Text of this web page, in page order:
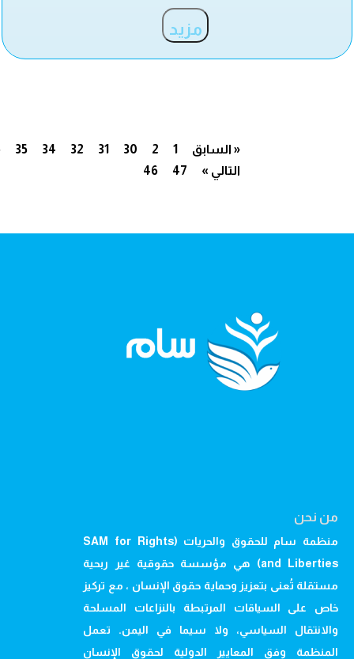
مزيد
« السابق 1
2
30
31
32
34
35
46
47 التالي »
من نحن
منظمة سام للحقوق والحريات (SAM for Rights
and Liberties) هي مؤسسة حقوقية غير ربحية
مستقلة تُعنى بتعزيز وحماية حقوق الإنسان ، مع تركيز
خاص على السياقات المرتبطة بالنزاعات المسلحة
والانتقال السياسي، ولا سيما في اليمن. تعمل
المنظمة وفق المعايير الدولية لحقوق الإنسان